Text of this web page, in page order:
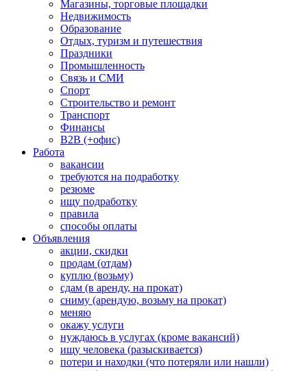
Магазины, торговые площадки
Недвижимость
Образование
Отдых, туризм и путешествия
Праздники
Промышленность
Связь и СМИ
Спорт
Строительство и ремонт
Транспорт
Финансы
B2B (+офис)
Работа
вакансии
требуются на подработку
резюме
ищу подработку
правила
способы оплаты
Объявления
акции, скидки
продам (отдам)
куплю (возьму)
сдам (в аренду, на прокат)
сниму (арендую, возьму на прокат)
меняю
окажу услуги
нуждаюсь в услугах (кроме вакансий)
ищу человека (разыскивается)
потери и находки (что потеряли или нашли)